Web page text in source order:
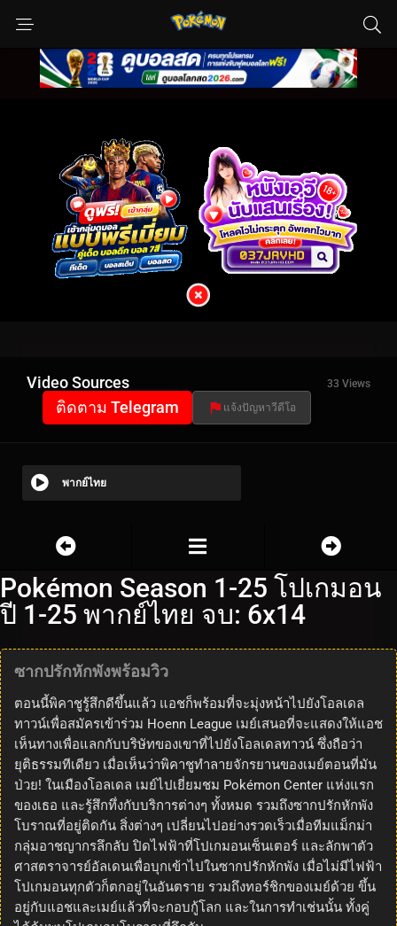
Video Sources 33 Views
ติดตาม Telegram แจ้งปัญหาวีดีโอ
พากย์ไทย
Pokémon Season 1-25 โปเกมอน
ปี 1-25 พากย์ไทย จบ: 6x14
ซากปรักหักพังพร้อมวิว
ตอนนี้พิคาชูรู้สึกดีขึ้นแล้ว แอชก็พร้อมที่จะมุ่งหน้าไปยังโอลเดล
ทาวน์เพื่อสมัครเข้าร่วม Hoenn League เมย์เสนอที่จะแสดงให้แอช
เห็นทางเพื่อแลกกับบริษัทของเขาที่ไปยังโอลเดลทาวน์ ซึ่งถือว่า
ยุติธรรมทีเดียว เมื่อเห็นว่าพิคาชูทำลายจักรยานของเมย์ตอนที่มัน
ป่วย! ในเมืองโอลเดล เมย์ไปเยี่ยมชม Pokémon Center แห่งแรก
ของเธอ และรู้สึกทึ่งกับบริการต่างๆ ทั้งหมด รวมถึงซากปรักหักพัง
โบราณที่อยู่ติดกัน สิ่งต่างๆ เปลี่ยนไปอย่างรวดเร็วเมื่อทีมแม็กม่า
กลุ่มอาชญากรลึกลับ ปิดไฟฟ้าที่โปเกมอนเซ็นเตอร์ และลักพาตัว
ศาสตราจารย์อัลเดนเพื่อบุกเข้าไปในซากปรักหักพัง เมื่อไม่มีไฟฟ้า
โปเกมอนทุกตัวก็ตกอยู่ในอันตราย รวมถึงทอร์ชิกของเมย์ด้วย ขึ้น
อยู่กับแอชและเมย์แล้วที่จะกอบกู้โลก และในการทำเช่นนั้น ทั้งคู่